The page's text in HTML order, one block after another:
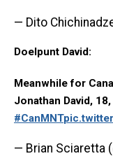
— Dito
Doelpunt David:
Meanwhile for
Jonathan David,
#CanMNT
— Brian Sciaretta